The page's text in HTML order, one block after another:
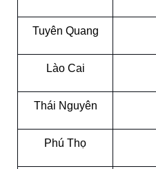
Tuyên Quang
Lào Cai
Thái Nguyên
Phú Thọ